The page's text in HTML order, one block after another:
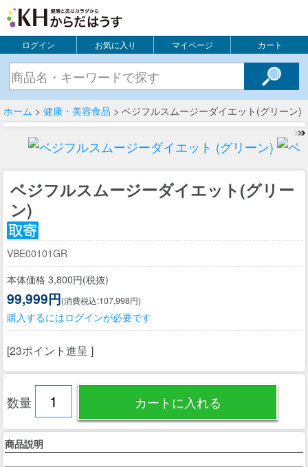
ログイン お気に入り マイページ カート
ホーム > 健康・美容食品 > ベジフルスムージーダイエット(グリーン)
ベジフルスムージーダイエット(グリー
ン)
VBE00101GR
本体価格 3,800円(税抜)
99,999円(消費税込:107,998円)
購入するにはログインが必要です
[23ポイント進呈 ]
数量
商品説明